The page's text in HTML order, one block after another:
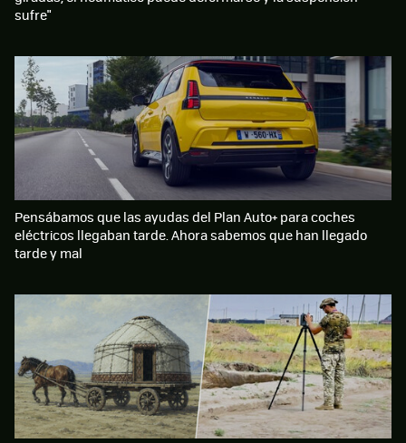
sufre"
Pensábamos que las ayudas del Plan Auto+ para coches
eléctricos llegaban tarde. Ahora sabemos que han llegado
tarde y mal